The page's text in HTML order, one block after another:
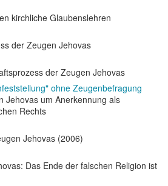
kirchliche Glaubenslehren
der Zeugen Jehovas
der Zeugen Jehovas
ohne Zeugenbefragung
Jehovas um Anerkennung als
Rechts
Jehovas (2006)
Das Ende der falschen Religion ist